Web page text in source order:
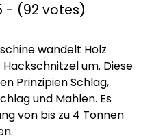
- (92 votes)
wandelt Holz
um. Diese
Prinzipien Schlag,
und Mahlen. Es
von bis zu 4 Tonnen